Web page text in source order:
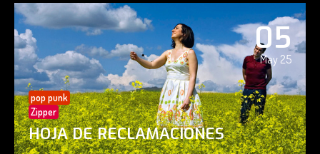
05
May 25
pop punk
Zipper
HOJA DE RECLAMACIONES